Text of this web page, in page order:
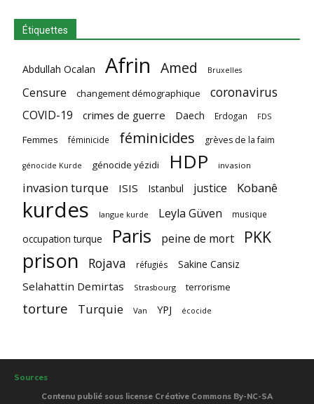
Étiquettes
Abdullah Ocalan Afrin Amed Bruxelles
Censure changement démographique coronavirus
COVID-19 crimes de guerre Daech Erdogan FDS
Femmes féminicide féminicides grèves de la faim
génocide Kurde génocide yézidi HDP invasion
invasion turque ISIS Istanbul justice Kobanê
kurdes langue kurde Leyla Güven musique
occupation turque Paris peine de mort PKK
prison Rojava réfugiés Sakine Cansiz
Selahattin Demirtas Strasbourg terrorisme
torture Turquie Van YPJ écocide
Sources
Contenu publié sous license Créative Commons By-NC-SA